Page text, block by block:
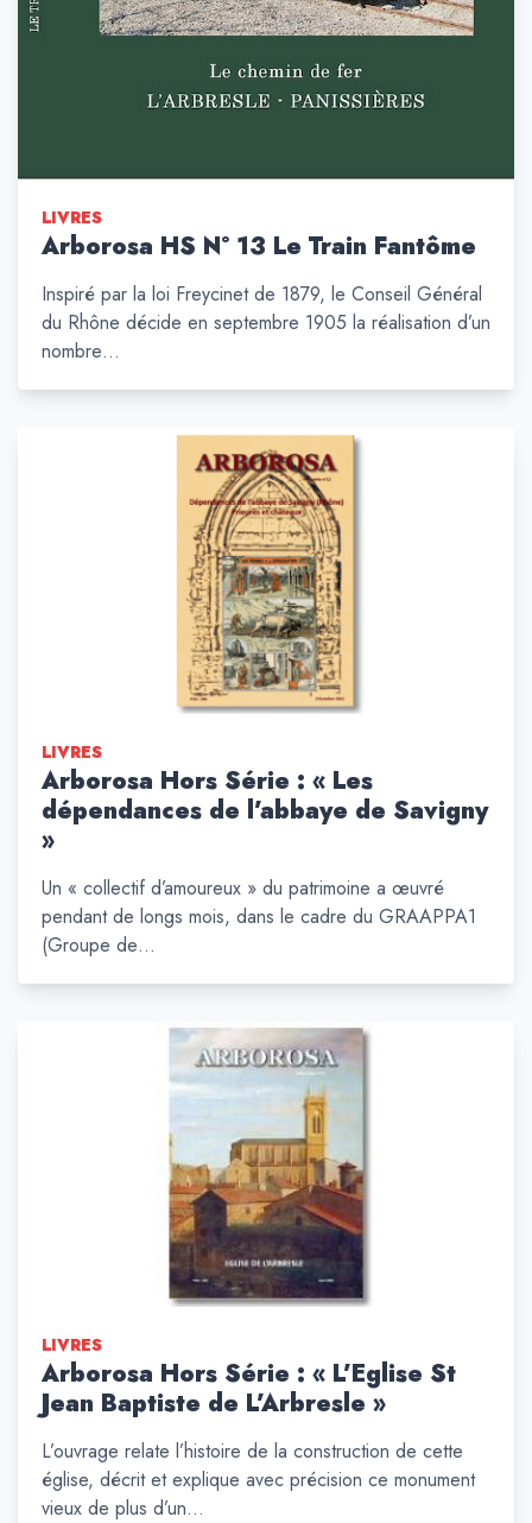
LIVRES
Arborosa HS N° 13 Le Train Fantôme
Inspiré par la loi Freycinet de 1879, le Conseil Général
du Rhône décide en septembre 1905 la réalisation d’un
nombre…
LIVRES
Arborosa Hors Série : « Les
dépendances de l’abbaye de Savigny
»
Un « collectif d’amoureux » du patrimoine a œuvré
pendant de longs mois, dans le cadre du GRAAPPA1
(Groupe de…
LIVRES
Arborosa Hors Série : « L’Eglise St
Jean Baptiste de L’Arbresle »
L’ouvrage relate l’histoire de la construction de cette
église, décrit et explique avec précision ce monument
vieux de plus d’un…